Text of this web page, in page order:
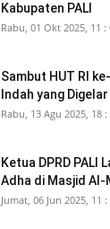
Kabupaten PALI
Rabu, 01 Okt 2025, 11 :
Sambut HUT RI
Indah yang
Rabu, 13 Agu 2025, 18 :
Ketua DPRD PALI
Adha di Masjid Al-
Jumat, 06 Jun 2025, 11 :